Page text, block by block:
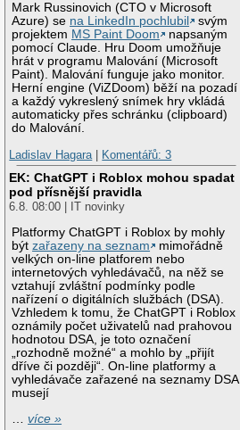
Mark Russinovich (CTO v Microsoft
Azure) se na LinkedIn pochlubil
svým
projektem MS Paint Doom
napsaným
pomocí Claude. Hru Doom umožňuje
hrát v programu Malování (Microsoft
Paint). Malování funguje jako monitor.
Herní engine (ViZDoom) běží na pozadí
a každý vykreslený snímek hry vkládá
automaticky přes schránku (clipboard)
do Malování.
Ladislav Hagara
Komentářů: 3
EK: ChatGPT i Roblox mohou spadat
pod přísnější pravidla
6.8. 08:00 | IT novinky
Platformy ChatGPT i Roblox by mohly
býtzařazeny na seznam
mimořádně
velkých on-line platforem nebo
internetových vyhledávačů, na něž se
vztahují zvláštní podmínky podle
nařízení o digitálních službách (DSA).
Vzhledem k tomu, že ChatGPT i Roblox
oznámily počet uživatelů nad prahovou
hodnotou DSA, je toto označení
„rozhodně možné“ a mohlo by „přijít
dříve či později“. On-line platformy a
vyhledávače zařazené na seznamy DSA
musejí
…více »